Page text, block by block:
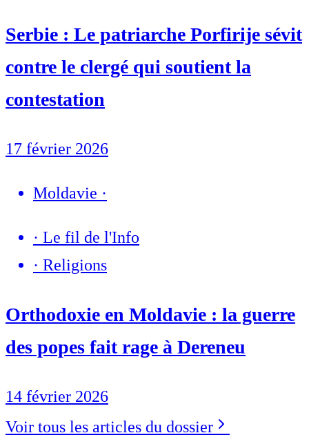
Serbie : Le patriarche Porfirije sévit
contre le clergé qui soutient la
contestation
17 février 2026
Moldavie ·
· Le fil de l'Info
· Religions
Orthodoxie en Moldavie : la guerre
des popes fait rage à Dereneu
14 février 2026
Voir tous les articles du dossier